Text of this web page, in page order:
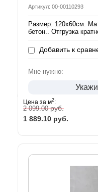
Артикул: 00-00110293
Размер: 120х60см.
бетон.. Отгрузка
Добавить к
Мне нужно:
Цена за м2:
2 099.00руб.
1 889.10 руб.